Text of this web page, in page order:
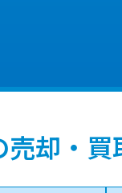
却・買